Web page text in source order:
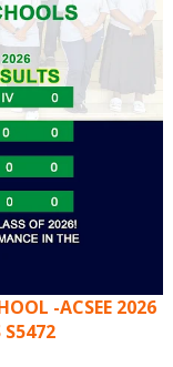
-ACSEE 2026